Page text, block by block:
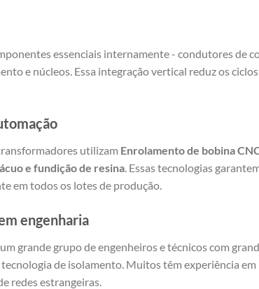
essenciais internamente - condutores de
e núcleos. Essa integração vertical reduz os
utilizam Enrolamento de bobina
e fundição de resina . Essas tecnologias
em todos os lotes de produção.
engenharia
grande grupo de engenheiros e técnicos com
de isolamento. Muitos têm experiência
redes estrangeiras.